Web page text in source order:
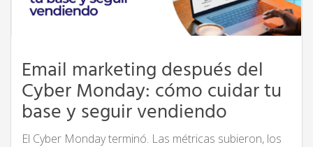
Email marketing después del
Cyber Monday: cómo cuidar tu
base y seguir vendiendo
El Cyber Monday terminó. Las métricas subieron, los